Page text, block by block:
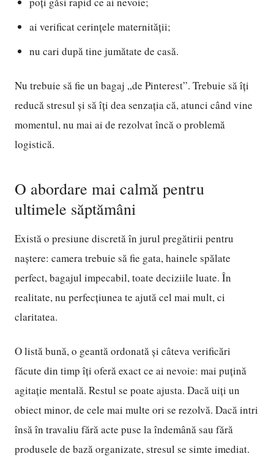
ai verificat cerințele maternității;
nu cari după tine jumătate de casă.
Nu trebuie să fie un bagaj „de Pinterest”. Trebuie să îți
reducă stresul și să îți dea senzația că, atunci când vine
momentul, nu mai ai de rezolvat încă o problemă
logistică.
O abordare mai calmă pentru
ultimele săptămâni
Există o presiune discretă în jurul pregătirii pentru
naștere: camera trebuie să fie gata, hainele spălate
perfect, bagajul impecabil, toate deciziile luate. În
realitate, nu perfecțiunea te ajută cel mai mult, ci
claritatea.
O listă bună, o geantă ordonată și câteva verificări
făcute din timp îți oferă exact ce ai nevoie: mai puțină
agitație mentală. Restul se poate ajusta. Dacă uiți un
obiect minor, de cele mai multe ori se rezolvă. Dacă intri
însă în travaliu fără acte puse la îndemână sau fără
produsele de bază organizate, stresul se simte imediat.